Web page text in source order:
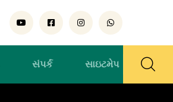
સંપર્ક સાઇટમેપ